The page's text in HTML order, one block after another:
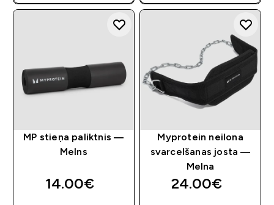
MP stieņa paliktnis —
Melns
14.00€‎
Myprotein neilona
svarcelšanas josta —
Melna
24.00€‎